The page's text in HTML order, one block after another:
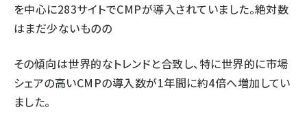
を中心に283サイトでCMPが導入されていました。絶対数
はまだ少ないものの
その傾向は世界的なトレンドと合致し、特に世界的に市場
シェアの高いCMPの導入数が1年間に約4倍へ増加してい
ました。